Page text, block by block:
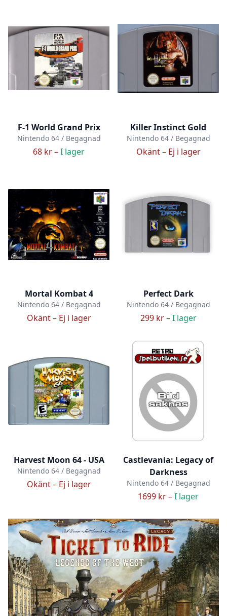
F-1 World Grand Prix
Nintendo 64 / Begagnad
68 kr –I lager
Killer Instinct Gold
Nintendo 64 / Begagnad
Okänt – Ej i lager
Mortal Kombat 4
Nintendo 64 / Begagnad
Okänt – Ej i lager
Perfect Dark
Nintendo 64 / Begagnad
299 kr –I lager
Harvest Moon 64 - USA
Nintendo 64 / Begagnad
Okänt – Ej i lager
Castlevania: Legacy of
Darkness
Nintendo 64 / Begagnad
1699 kr –I lager